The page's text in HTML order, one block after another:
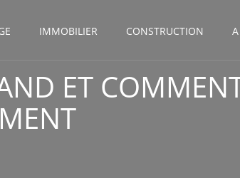
IMMOBILIER CONSTRUCTION
ET